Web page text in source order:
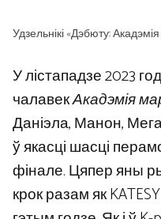
Удзельнікі «Дэбюту:
У лістападзе 2023
чалавекАкадэмія
Даніэла, Манон,
ў якасці шасці
фінале. Цяпер яны
крок разам як